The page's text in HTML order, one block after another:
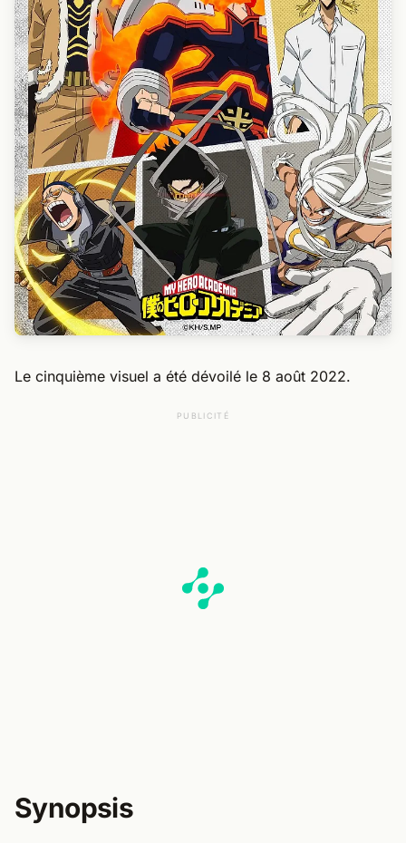
Le cinquième visuel a été dévoilé le 8 août 2022.
PUBLICITÉ
L’enquête sur l’alliance des super-vilains fait un bond